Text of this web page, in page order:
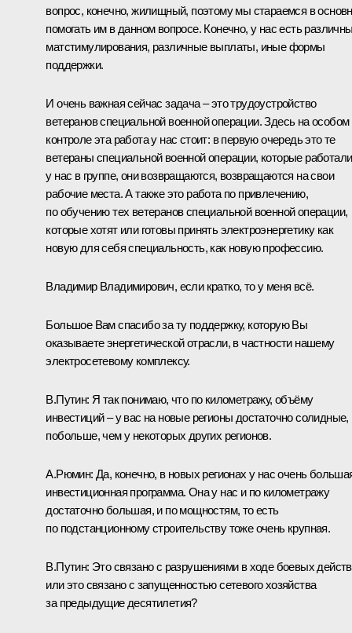
вопрос, конечно, жилищный, поэтому мы стараемся в
помогать им в данном вопросе. Конечно, у нас есть
матстимулирования, различные выплаты, иные формы
поддержки.
И очень важная сейчас задача – это трудоустройство
ветеранов специальной военной операции. Здесь на особом
контроле эта работа у нас стоит: в первую очередь это те
ветераны специальной военной операции, которые работали
у нас в группе, они возвращаются, возвращаются на свои
рабочие места. А также это работа по привлечению,
по обучению тех ветеранов специальной военной операции,
которые хотят или готовы принять электроэнергетику как
новую для себя специальность, как новую профессию.
Владимир Владимирович, если кратко, то у меня всё.
Большое Вам спасибо за ту поддержку, которую Вы
оказываете энергетической отрасли, в частности нашему
электросетевому комплексу.
В.Путин: Я так понимаю, что по километражу, объёму
инвестиций – у вас на новые регионы достаточно солидные,
побольше, чем у некоторых других регионов.
А.Рюмин: Да, конечно, в новых регионах у нас очень
инвестиционная программа. Она у нас и по километражу
достаточно большая, и по мощностям, то есть
по подстанционному строительству тоже очень крупная.
В.Путин: Это связано с разрушениями в ходе боевых
или это связано с запущенностью сетевого хозяйства
за предыдущие десятилетия?